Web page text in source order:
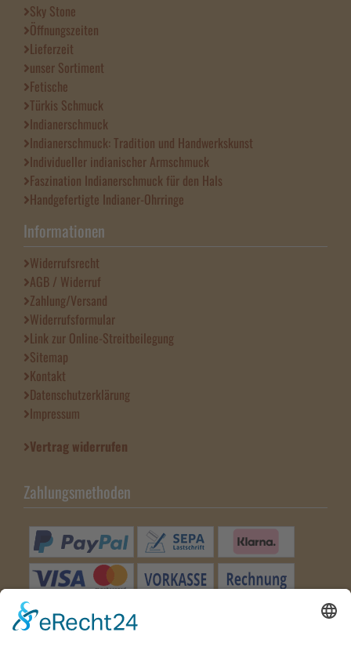
Sky Stone
Öffnungszeiten
Lieferzeit
unser Sortiment
Fetische
Türkis Schmuck
Indianerschmuck
Indianerschmuck: Tradition und Handwerkskunst
Individueller indianischer Armschmuck
Faszination Indianerschmuck für den Hals
Handgefertigte Indianer-Ohrringe
Informationen
Widerrufsrecht
AGB / Widerruf
Zahlung/Versand
Widerrufsformular
Link zur Online-Streitbeilegung
Sitemap
Kontakt
Datenschutzerklärung
Impressum
Vertrag widerrufen
Zahlungsmethoden
Besuchen Sie uns